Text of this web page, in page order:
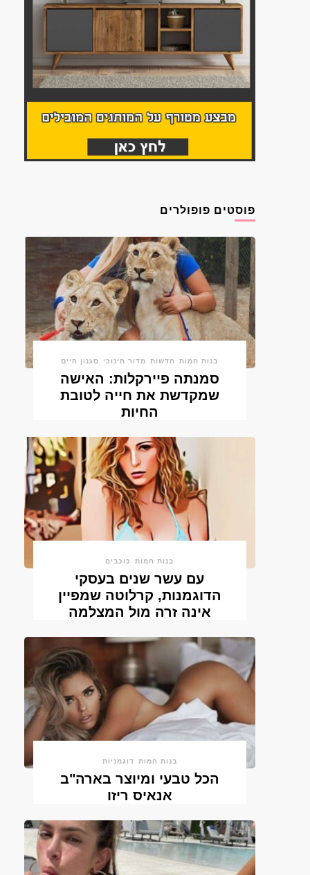
פוסטים פופולרים
בנות חמות חדשות מדור חינוכי סגנון חיים
סמנתה פיירקלות: האישה
שמקדשת את חייה לטובת
החיות
בנות חמות כוכבים
עם עשר שנים בעסקי
הדוגמנות, קרלוטה שמפיין
אינה זרה מול המצלמה
בנות חמות דוגמניות
הכל טבעי ומיוצר בארה"ב
אנאיס ריזו